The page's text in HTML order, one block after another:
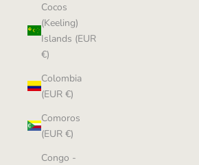
Cocos
(Keeling)
Islands (EUR
€)
Colombia
(EUR €)
Comoros
(EUR €)
Congo -